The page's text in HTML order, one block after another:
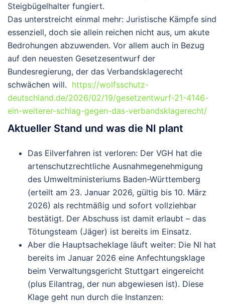
Steigbügelhalter fungiert.
Das unterstreicht einmal mehr: Juristische Kämpfe sind
essenziell, doch sie allein reichen nicht aus, um akute
Bedrohungen abzuwenden. Vor allem auch in Bezug
auf den neuesten Gesetzesentwurf der
Bundesregierung, der das Verbandsklagerecht
schwächen will. https://wolfsschutz-
deutschland.de/2026/02/19/gesetzentwurf-21-4146-
ein-weiterer-schlag-gegen-das-verbandsklagerecht/
Aktueller Stand und was die NI plant
Das Eilverfahren ist verloren: Der VGH hat die
artenschutzrechtliche Ausnahmegenehmigung
des Umweltministeriums Baden-Württemberg
(erteilt am 23. Januar 2026, gültig bis 10. März
2026) als rechtmäßig und sofort vollziehbar
bestätigt. Der Abschuss ist damit erlaubt – das
Tötungsteam (Jäger) ist bereits im Einsatz.
Aber die Hauptsacheklage läuft weiter: Die NI hat
bereits im Januar 2026 eine Anfechtungsklage
beim Verwaltungsgericht Stuttgart eingereicht
(plus Eilantrag, der nun abgewiesen ist). Diese
Klage geht nun durch die Instanzen: